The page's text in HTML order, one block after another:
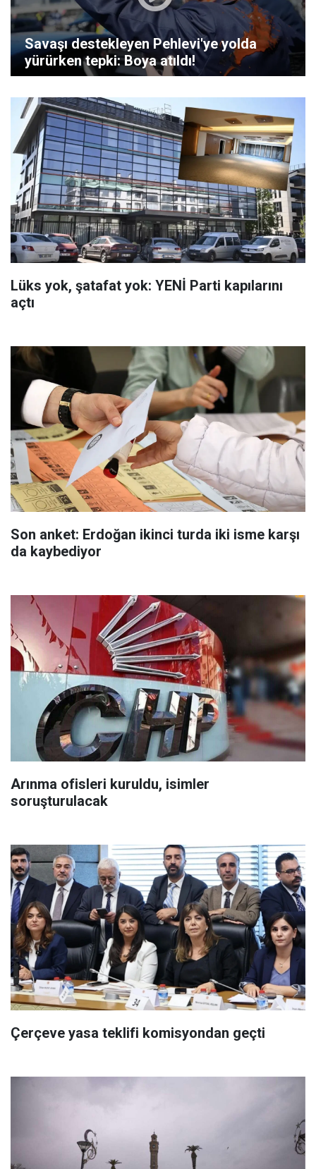
Savaşı destekleyen Pehlevi'ye yolda
yürürken tepki: Boya atıldı!
Lüks yok, şatafat yok: YENİ Parti kapılarını
açtı
Son anket: Erdoğan ikinci turda iki isme karşı
da kaybediyor
Arınma ofisleri kuruldu, isimler
soruşturulacak
Çerçeve yasa teklifi komisyondan geçti